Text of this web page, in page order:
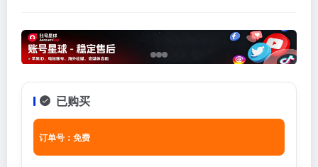
已购买
订单号：免费